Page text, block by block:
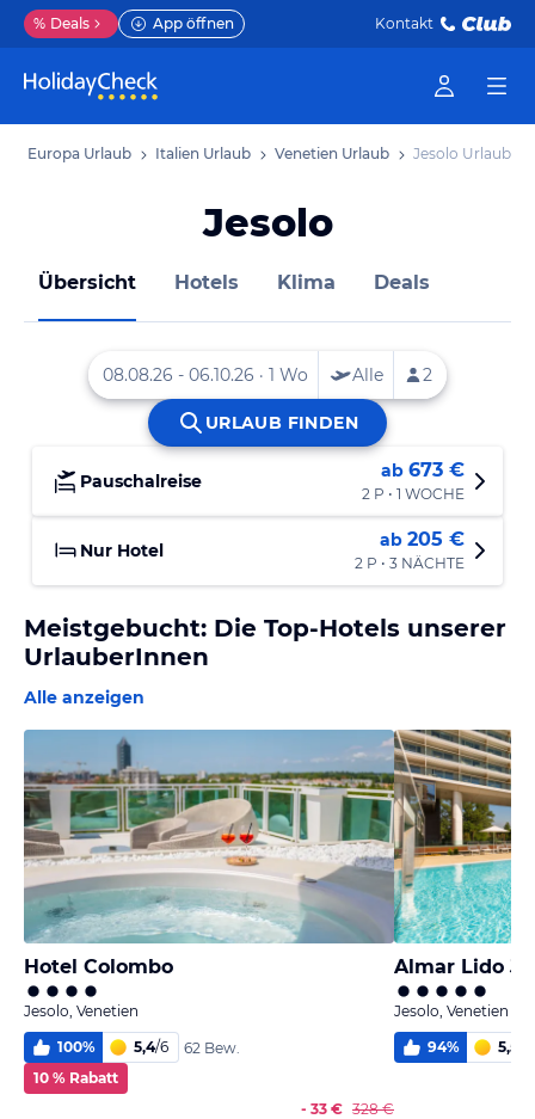
% Deals App öffnen Kontakt
Europa Urlaub Italien Urlaub Venetien Urlaub Jesolo Urlaub
Jesolo
Übersicht Hotels Klima Deals
Pauschalreise ab 673 €
2 P • 1 WOCHE
Nur Hotel ab 205 €
2 P • 3 NÄCHTE
Meistgebucht: Die Top-Hotels unserer
UrlauberInnen
Alle anzeigen
Hotel Colombo
Jesolo, Venetien
100% 5,4/6
62 Bew.
10 % Rabatt
- 33 € 328 €
Almar Lido
Jesolo, Venetien
94% 5,5